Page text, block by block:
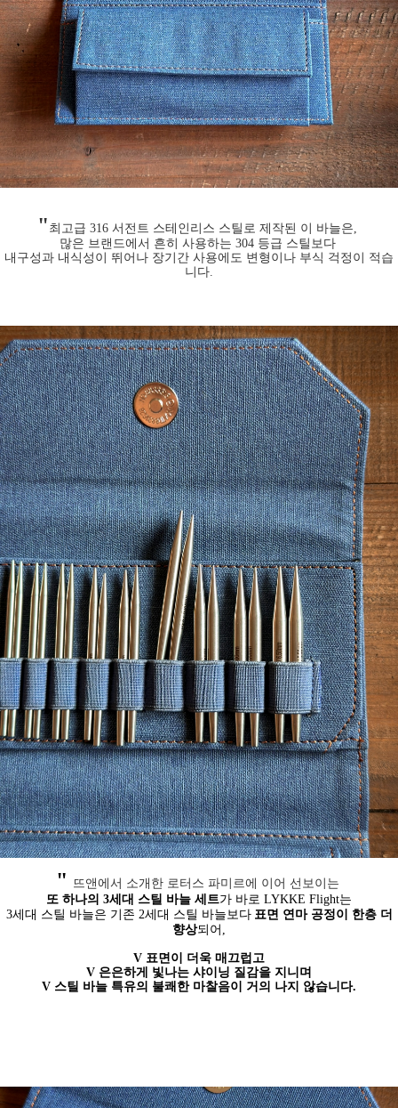
" 최고급 316 서전트 스테인리스 스틸로 제작된 이 바늘은,
많은 브랜드에서 흔히 사용하는 304 등급 스틸보다
내구성과 내식성이 뛰어나 장기간 사용에도 변형이나 부식 걱정이 적습
니다.
"
뜨앤에서 소개한 로터스 파미르에 이어 선보이는
또 하나의 3세대 스틸 바늘 세트가 바로 LYKKE Flight는
3세대 스틸 바늘은 기존 2세대 스틸 바늘보다 표면 연마 공정이 한층 더
향상되어,
V 표면이 더욱 매끄럽고
V 은은하게 빛나는 샤이닝 질감을 지니며
V 스틸 바늘 특유의 불쾌한 마찰음이 거의 나지 않습니다.